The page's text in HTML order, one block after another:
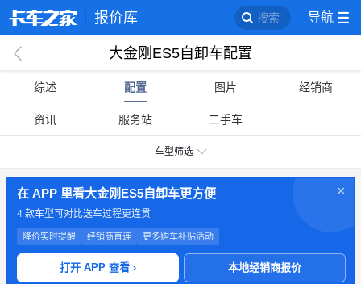
报价库 搜索 导航
回 大金刚ES5自卸车配置
综述 配置 图片 经销商
资讯 服务站 二手车
车型筛选
×
在 APP 里看大金刚ES5自卸车更方便
4 款车型可对比选车过程更连贯
降价实时提醒 经销商直连 更多购车补贴活动
打开 APP 查看 › 本地经销商报价